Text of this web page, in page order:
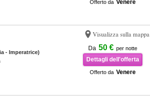
Offerto da Venere
Visualizza sulla mappa
Da 50 € per notte
Dettagli dell'offerta
Offerto da Venere
- Imperatrice)